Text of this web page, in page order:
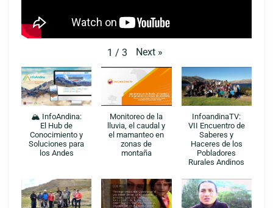
1 / 3 Next »
🏔️ InfoAndina:
El Hub de
Conocimiento y
Soluciones para
los Andes
Monitoreo de la
lluvia, el caudal y
el mamanteo en
zonas de
montaña
InfoandinaTV:
VII Encuentro de
Saberes y
Haceres de los
Pobladores
Rurales Andinos